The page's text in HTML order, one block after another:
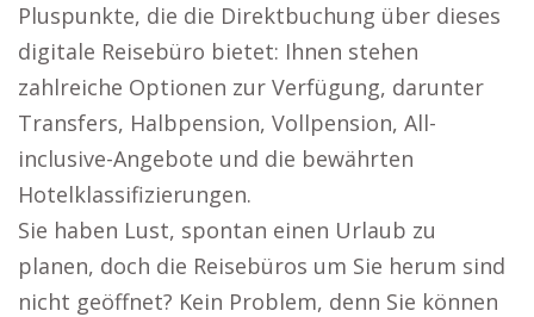
Pluspunkte, die die Direktbuchung über dieses
digitale Reisebüro bietet: Ihnen stehen
zahlreiche Optionen zur Verfügung, darunter
Transfers, Halbpension, Vollpension, All-
inclusive-Angebote und die bewährten
Hotelklassifizierungen.
Sie haben Lust, spontan einen Urlaub zu
planen, doch die Reisebüros um Sie herum sind
nicht geöffnet? Kein Problem, denn Sie können